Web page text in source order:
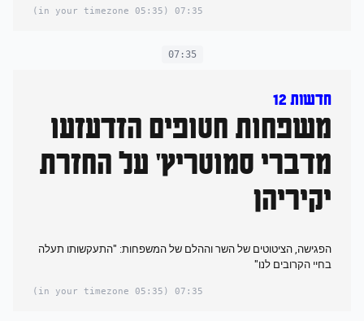
07:35
(05:35 in your timezone)
07:35
חדשות 12
משפחות חטופים הזדעזעו
מדברי סמוטריץ' על החזרת
יקיריהן
הפגישה, הציטוטים של השר וההלם של המשפחות: "התעקשותו תעלה
בחיי הקרובים לנו"
07:35
(05:35 in your timezone)